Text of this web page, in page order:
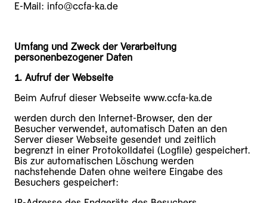
E-Mail: info@ccfa-ka.de
Umfang und Zweck der Verarbeitung
personenbezogener Daten
1. Aufruf der Webseite
Beim Aufruf dieser Webseite www.ccfa-ka.de
werden durch den Internet-Browser, den der
Besucher verwendet, automatisch Daten an den
Server dieser Webseite gesendet und zeitlich
begrenzt in einer Protokolldatei (Logfile) gespeichert.
Bis zur automatischen Löschung werden
nachstehende Daten ohne weitere Eingabe des
Besuchers gespeichert: